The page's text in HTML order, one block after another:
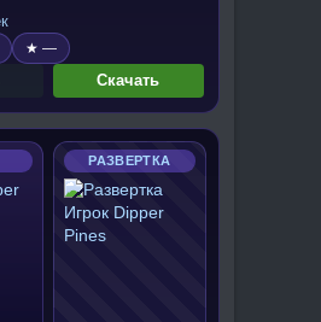
★ —
Скачать
РАЗВЕРТКА